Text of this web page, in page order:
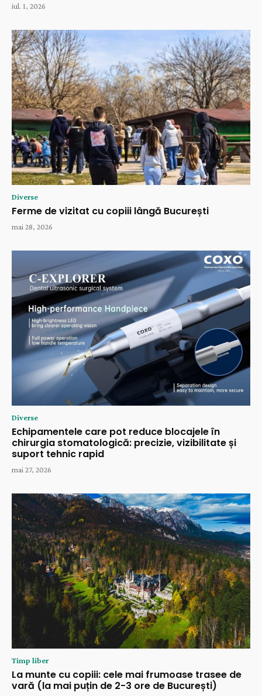
iul. 1, 2026
Diverse
Ferme de vizitat cu copiii lângă București
mai 28, 2026
Diverse
Echipamentele care pot reduce blocajele în
chirurgia stomatologică: precizie, vizibilitate și
suport tehnic rapid
mai 27, 2026
Timp liber
La munte cu copiii: cele mai frumoase trasee de
vară (la mai puțin de 2-3 ore de București)